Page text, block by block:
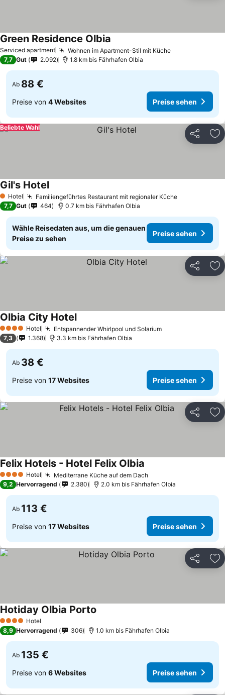
Serviced apartment Wohnen im Apartment-Stil mit Küche
Green Residence Olbia
7,7 Gut 2.092 1.8 km bis Fährhafen Olbia
Ab 88 €
Preise von 4 Websites Preise sehen
Teilen
Beliebte Wahl
1 Sterne
Hotel Familiengeführtes Restaurant mit regionaler Küche
Gil's Hotel
7,7 Gut 464 0.7 km bis Fährhafen Olbia
Wähle Reisedaten aus, um die genauen
Preise zu sehen
Preise sehen
Teilen
4 Sterne Hotel Entspannender Whirlpool und Solarium
Olbia City Hotel
7,3 1.368 3.3 km bis Fährhafen Olbia
Ab 38 €
Preise von 17 Websites Preise sehen
Teilen
4 Sterne Hotel Mediterrane Küche auf dem Dach
Felix Hotels - Hotel Felix Olbia
9,2 Hervorragend 2.380 2.0 km bis Fährhafen Olbia
Ab 113 €
Preise von 17 Websites Preise sehen
Teilen
4 Sterne Hotel
Hotiday Olbia Porto
8,9 Hervorragend 306 1.0 km bis Fährhafen Olbia
Ab 135 €
Preise von 6 Websites Preise sehen